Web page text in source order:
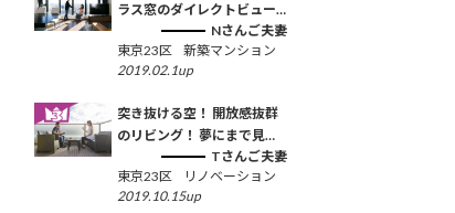
ラス窓のダイレクトビュー
は、何年経っても一番の贅
沢です
Nさんご夫妻
東京23区
新築マンション
2019.02.1up
突き抜ける空！ 開放感抜群
のリビング！ 夢にまで見
た“東京×100㎡×リノベマン
ション”
Tさんご夫妻
東京23区
リノベーション
2019.10.15up